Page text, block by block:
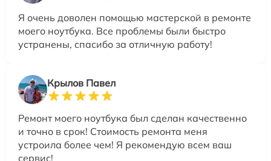
Я очень доволен помощью мастерской в ремонте
моего ноутбука. Все проблемы были быстро
устранены, спасибо за отличную работу!
Крылов Павел
Ремонт моего ноутбука был сделан качественно
и точно в срок! Стоимость ремонта меня
устроила более чем! Я рекомендую всем ваш
сервис!